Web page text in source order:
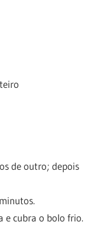
de outro; depois
e cubra o bolo frio.